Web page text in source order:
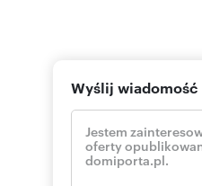
Wyślij wiadomość